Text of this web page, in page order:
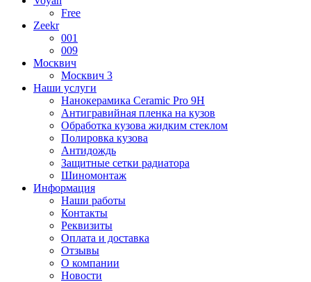
Free
Zeekr
001
009
Москвич
Москвич 3
Наши услуги
Нанокерамика Ceramic Pro 9H
Антигравийная пленка на кузов
Обработка кузова жидким стеклом
Полировка кузова
Антидождь
Защитные сетки радиатора
Шиномонтаж
Информация
Наши работы
Контакты
Реквизиты
Оплата и доставка
Отзывы
О компании
Новости